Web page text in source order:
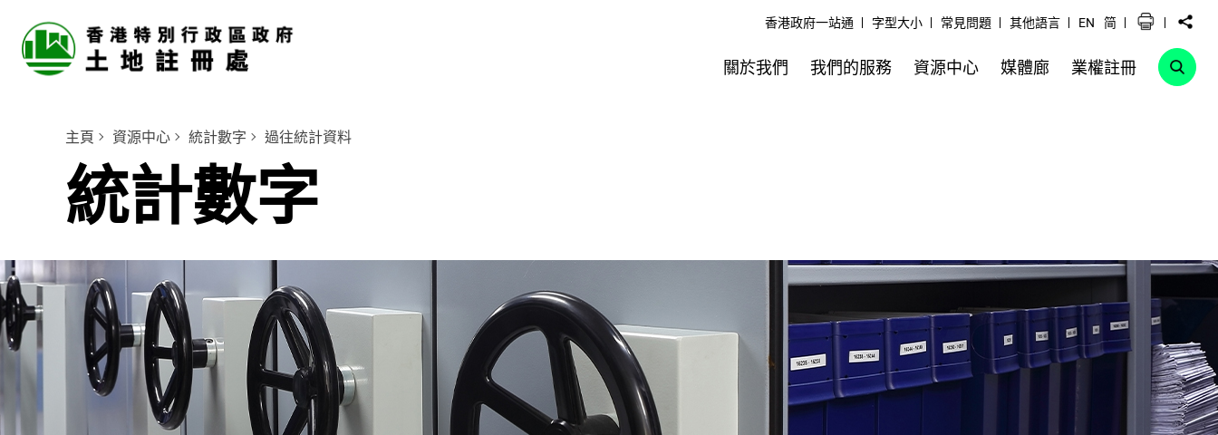
香港政府一站通 字型大小 常見問題 其他語言 EN 简
關於我們 我們的服務 資源中心 媒體廊 業權註冊
主頁 資源中心 統計數字 過往統計資料
統計數字